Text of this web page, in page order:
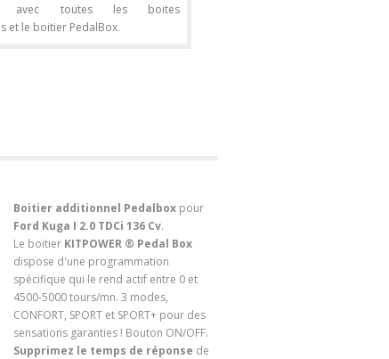
avec toutes les boites
et le boitier PedalBox.
Boitier additionnel Pedalbox pour
Ford Kuga I 2.0 TDCi 136 Cv.
Le boitier KITPOWER ® Pedal Box
dispose d'une programmation
spécifique qui le rend actif entre 0 et
4500-5000 tours/mn. 3 modes,
CONFORT, SPORT et SPORT+ pour des
sensations garanties ! Bouton ON/OFF.
Supprimez le temps de réponse de